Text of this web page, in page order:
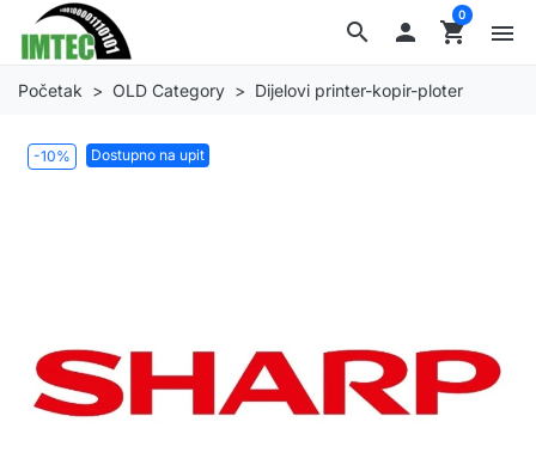
search  shopping_cart
0
menu
Početak OLD Category Dijelovi printer-kopir-ploter
-10% Dostupno na upit